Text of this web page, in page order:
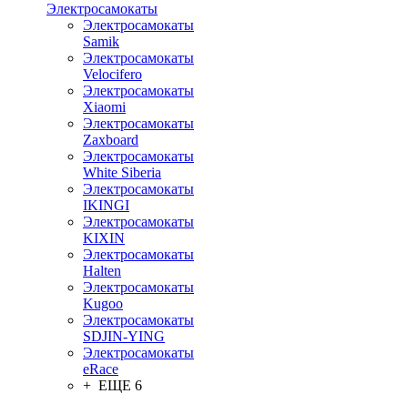
Электросамокаты
Электросамокаты
Samik
Электросамокаты
Velocifero
Электросамокаты
Xiaomi
Электросамокаты
Zaxboard
Электросамокаты
White Siberia
Электросамокаты
IKINGI
Электросамокаты
KIXIN
Электросамокаты
Halten
Электросамокаты
Kugoo
Электросамокаты
SDJIN-YING
Электросамокаты
eRace
+ ЕЩЕ 6